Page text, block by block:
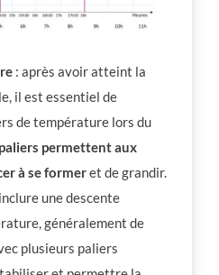
: après avoir atteint la
il est essentiel de
de température lors du
paliers permettent aux
à se formeret de grandir.
une descente
généralement de
plusieurs paliers